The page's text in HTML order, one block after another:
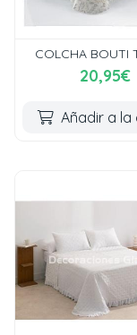
COLCHA BOUTI
20,95€
Añadir a la